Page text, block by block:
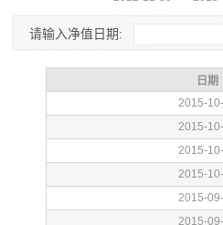
请输入净值日期: